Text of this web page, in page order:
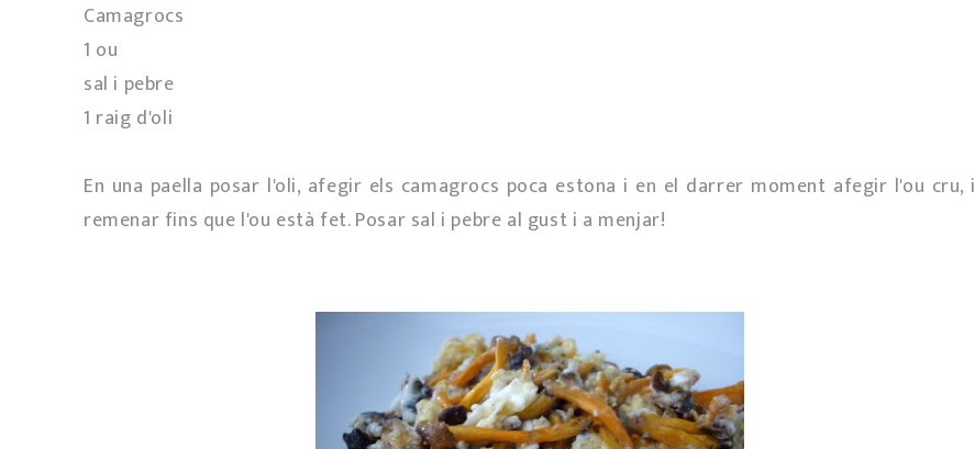
Camagrocs
1 ou
sal i pebre
1 raig d'oli
En una paella posar l'oli, afegir els camagrocs poca estona i en el darrer moment afegir l'ou cru, i
remenar fins que l'ou està fet. Posar sal i pebre al gust i a menjar!